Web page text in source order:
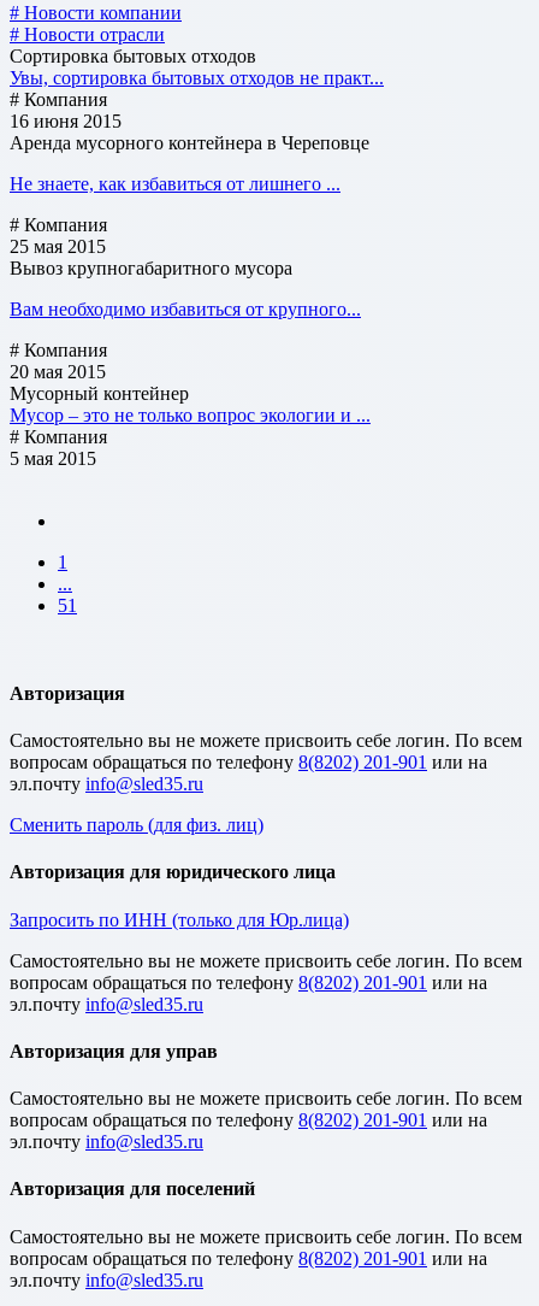
# Новости компании
# Новости отрасли
Сортировка бытовых отходов
Увы, сортировка бытовых отходов не практ...
# Компания
16 июня 2015
Аренда мусорного контейнера в Череповце
Не знаете, как избавиться от лишнего ...
# Компания
25 мая 2015
Вывоз крупногабаритного мусора
Вам необходимо избавиться от крупного...
# Компания
20 мая 2015
Мусорный контейнер
Мусор – это не только вопрос экологии и ...
# Компания
5 мая 2015
1
...
51
Авторизация
Cамостоятельно вы не можете присвоить себе логин. По всем
вопросам обращаться по телефону 8(8202) 201-901 или на
эл.почту
Сменить пароль (для физ. лиц)
Авторизация для юридического лица
Запросить по ИНН (только для Юр.лица)
Cамостоятельно вы не можете присвоить себе логин. По всем
вопросам обращаться по телефону 8(8202) 201-901 или на
эл.почту
Авторизация для управ
Cамостоятельно вы не можете присвоить себе логин. По всем
вопросам обращаться по телефону 8(8202) 201-901 или на
эл.почту
Авторизация для поселений
Cамостоятельно вы не можете присвоить себе логин. По всем
вопросам обращаться по телефону 8(8202) 201-901 или на
эл.почту